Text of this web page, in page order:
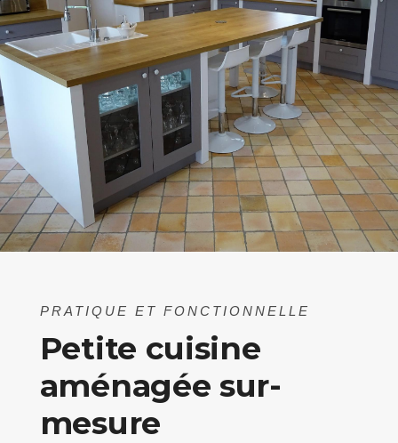
PRATIQUE ET FONCTIONNELLE
Petite cuisine
aménagée sur-
mesure